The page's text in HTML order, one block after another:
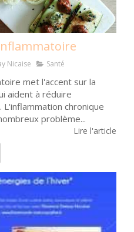
Nicaise Santé
met l'accent sur la
aident à réduire
chronique
problème...
Lire l'article